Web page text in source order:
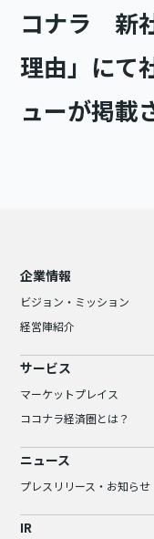
コナラ 新
理由」にて
ューが掲載
企業情報
ビジョン・ミッション
経営陣紹介
サービス
マーケットプレイス
ココナラ経済圏とは？
ニュース
プレスリリース・お知らせ
IR